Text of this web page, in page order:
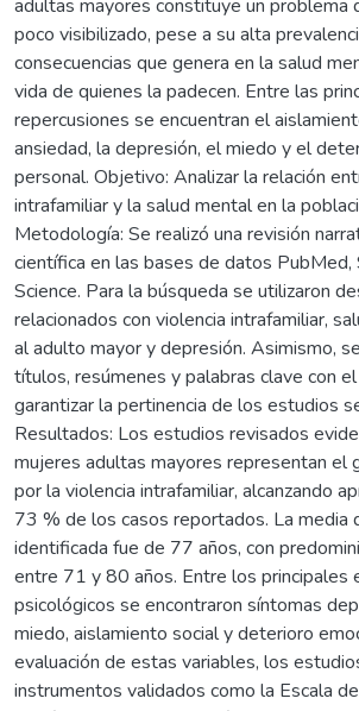
adultas mayores constituye un problema
poco visibilizado, pese a su alta
consecuencias que genera en la salud
vida de quienes la padecen. Entre las
repercusiones se encuentran el
ansiedad, la depresión, el miedo y el
personal. Objetivo: Analizar la relación
intrafamiliar y la salud mental en la
Metodología: Se realizó una revisión
científica en las bases de datos
Science. Para la búsqueda se utilizaron
relacionados con violencia intrafamiliar,
al adulto mayor y depresión. Asimismo,
títulos, resúmenes y palabras clave con
garantizar la pertinencia de los estudios
Resultados: Los estudios revisados
mujeres adultas mayores representan el
por la violencia intrafamiliar, alcanzando
73 % de los casos reportados. La media
identificada fue de 77 años, con
entre 71 y 80 años. Entre los principales
psicológicos se encontraron síntomas
miedo, aislamiento social y deterioro
evaluación de estas variables, los
instrumentos validados como la Escala